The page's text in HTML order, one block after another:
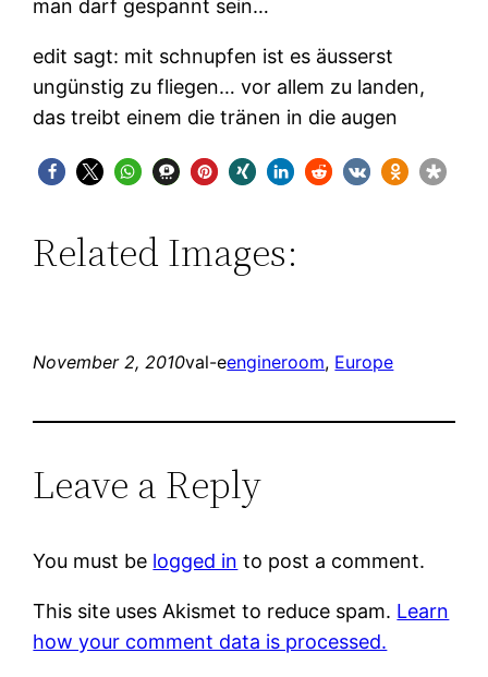
man darf gespannt sein…
edit sagt: mit schnupfen ist es äusserst
ungünstig zu fliegen… vor allem zu landen,
das treibt einem die tränen in die augen
Related Images:
November 2, 2010val-eengineroom, Europe
Leave a Reply
You must be logged in to post a comment.
This site uses Akismet to reduce spam. Learn
how your comment data is processed.